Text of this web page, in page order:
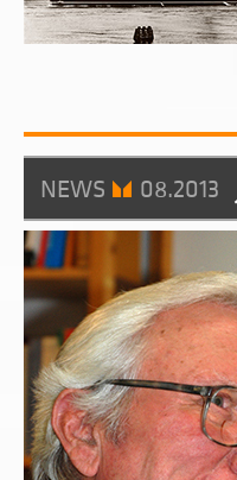
NEWS 08.2013